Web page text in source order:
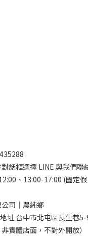
話框選擇 LINE 與我們聯
、13:00-17:00 (國定
司｜農純鄉
址 台中市北屯區長生巷
實體店面，不對外開放）